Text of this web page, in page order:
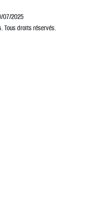
07/2025
droits réservés.